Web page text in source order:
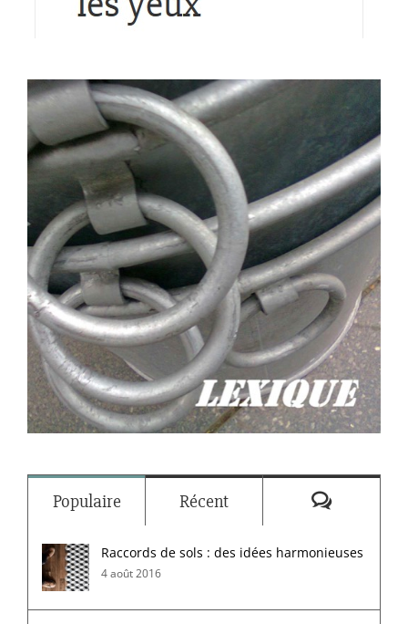
Populaire Récent
Raccords de sols : des idées harmonieuses
4 août 2016